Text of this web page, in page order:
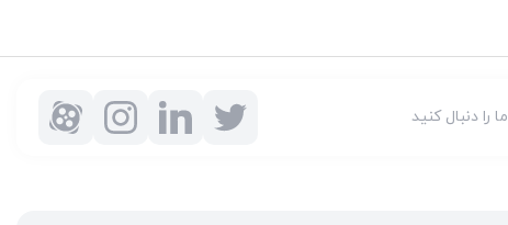
ما را دنبال کنید